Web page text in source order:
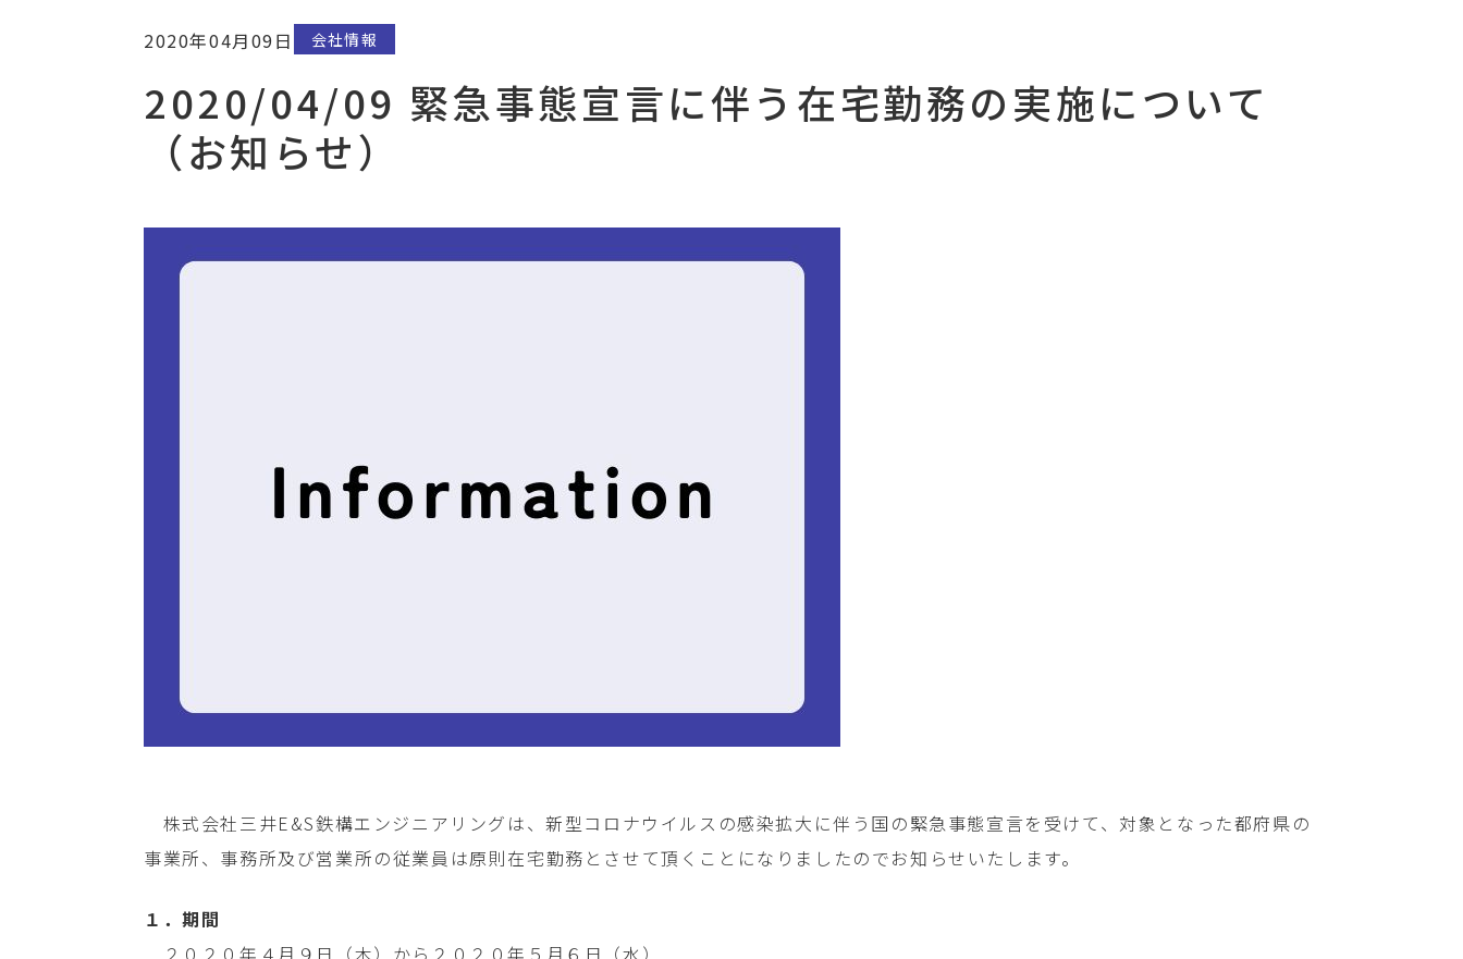
2020年04月09日 会社情報
2020/04/09 緊急事態宣言に伴う在宅勤務の実施について
（お知らせ）
株式会社三井E&S鉄構エンジニアリングは、新型コロナウイルスの感染拡大に伴う国の緊急事態宣言を受けて、対象となった都府県の
事業所、事務所及び営業所の従業員は原則在宅勤務とさせて頂くことになりましたのでお知らせいたします。
１．期間
２０２０年４月９日（木）から２０２０年５月６日（水）